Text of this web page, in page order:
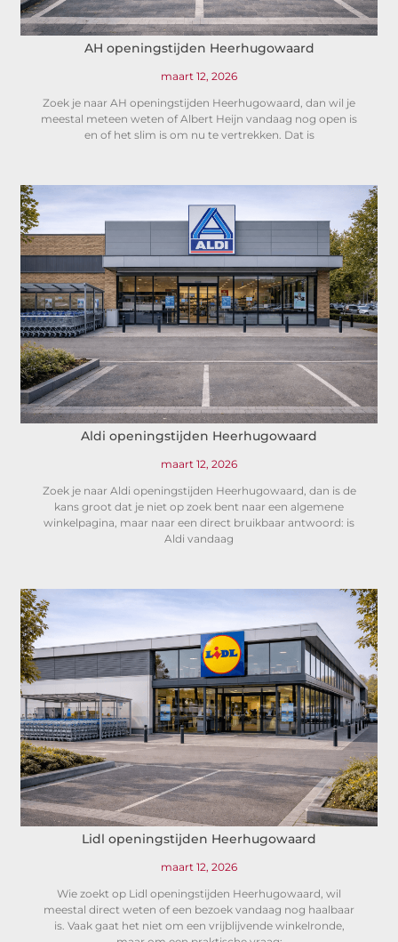
AH openingstijden Heerhugowaard
maart 12, 2026
Zoek je naar AH openingstijden Heerhugowaard, dan wil je
meestal meteen weten of Albert Heijn vandaag nog open is
en of het slim is om nu te vertrekken. Dat is
Aldi openingstijden Heerhugowaard
maart 12, 2026
Zoek je naar Aldi openingstijden Heerhugowaard, dan is de
kans groot dat je niet op zoek bent naar een algemene
winkelpagina, maar naar een direct bruikbaar antwoord: is
Aldi vandaag
Lidl openingstijden Heerhugowaard
maart 12, 2026
Wie zoekt op Lidl openingstijden Heerhugowaard, wil
meestal direct weten of een bezoek vandaag nog haalbaar
is. Vaak gaat het niet om een vrijblijvende winkelronde,